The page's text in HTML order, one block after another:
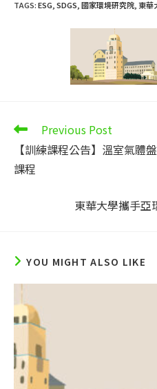
TAGS:ESG SDGS 國家環境研究院 東華
Read
articles
Previous Post
【訓練課程公告】溫室氣體
課程
東華大學攜手亞
YOU MIGHT ALSO LIKE